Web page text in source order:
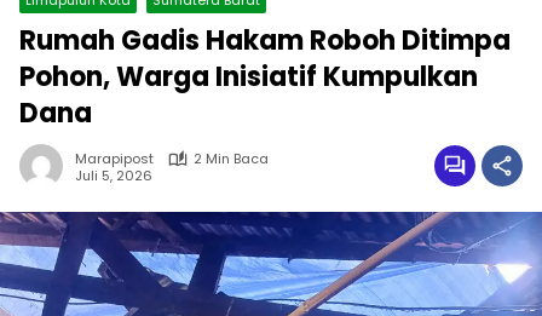
Rumah Gadis Hakam Roboh Ditimpa
Pohon, Warga Inisiatif Kumpulkan
Dana
Marapipost
2 Min Baca
Juli 5, 2026